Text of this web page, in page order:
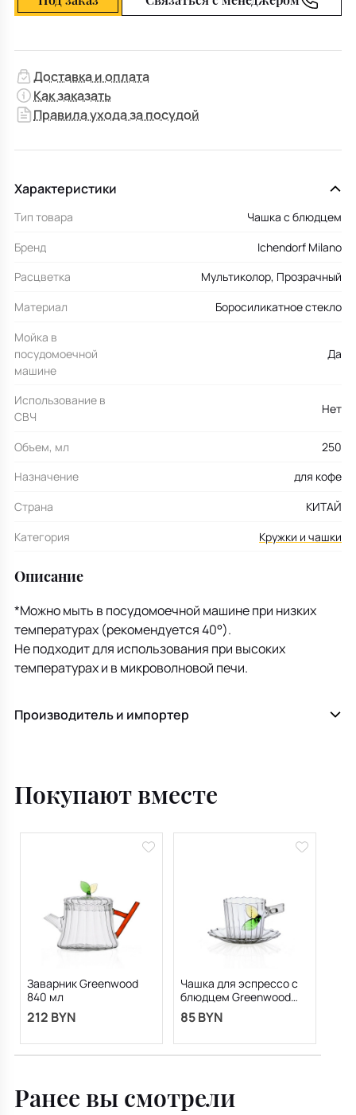
Доставка и оплата
Как заказать
Правила ухода за посудой
Характеристики
Тип товара
Чашка с блюдцем
Бренд
Ichendorf Milano
Расцветка
Мультиколор, Прозрачный
Материал
Боросиликатное стекло
Мойка в
посудомоечной
машине
Да
Использование в
СВЧ
Нет
Объем, мл
250
Назначение
для кофе
Страна
КИТАЙ
Категория
Кружки и чашки
Описание
*Можно мыть в посудомоечной машине при низких
температурах (рекомендуется 40°).
Не подходит для использования при высоких
температурах и в микроволновой печи.
Производитель и импортер
Покупают вместе
Заварник Greenwood
840 мл
212 BYN
Чашка для эспрессо с
блюдцем Greenwood
100 мл
85 BYN
Ранее вы смотрели